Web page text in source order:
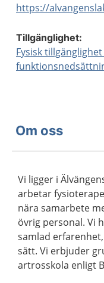
https://
Tillgänglighet:
Fysisk
Om oss
Vi ligger i
arbetar
nära samarbete
övrig personal. Vi
samlad
sätt. Vi erbjuder
artrosskola enligt